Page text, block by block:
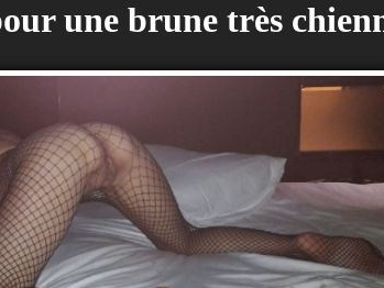
une brune très